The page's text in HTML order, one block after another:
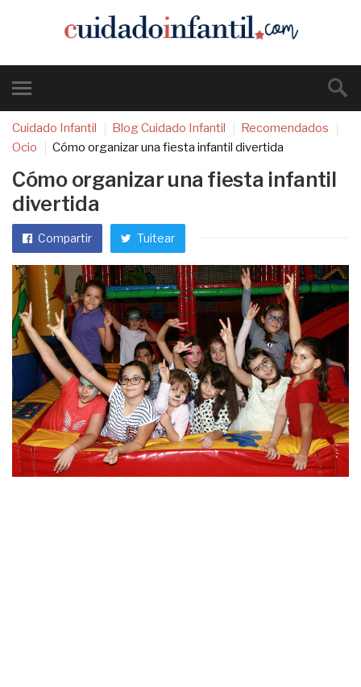
Cuidado Infantil Blog Cuidado Infantil
Recomendados
Ocio
Cómo organizar una fiesta infantil divertida
Cómo organizar una fiesta infantil
divertida
Compartir Tuitear